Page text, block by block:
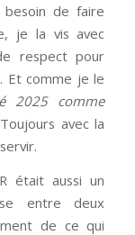
de faire
je la vis avec
respect pour
Et comme je le
2025 comme
avec la
était aussi un
entre deux
de ce qui